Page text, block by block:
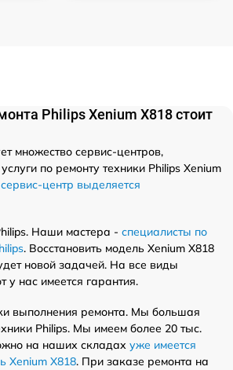
Philips Xenium X818 стоит
множество сервис-центров,
по ремонту техники Philips Xenium
центр выделяется
Наши мастера - специалисты по
. Восстановить модель Xenium X818
новой задачей. На все виды
у нас имеется гарантия.
выполнения ремонта. Мы большая
Philips. Мы имеем более 20 тыс.
на наших складах уже имеется
Xenium X818. При заказе ремонта на